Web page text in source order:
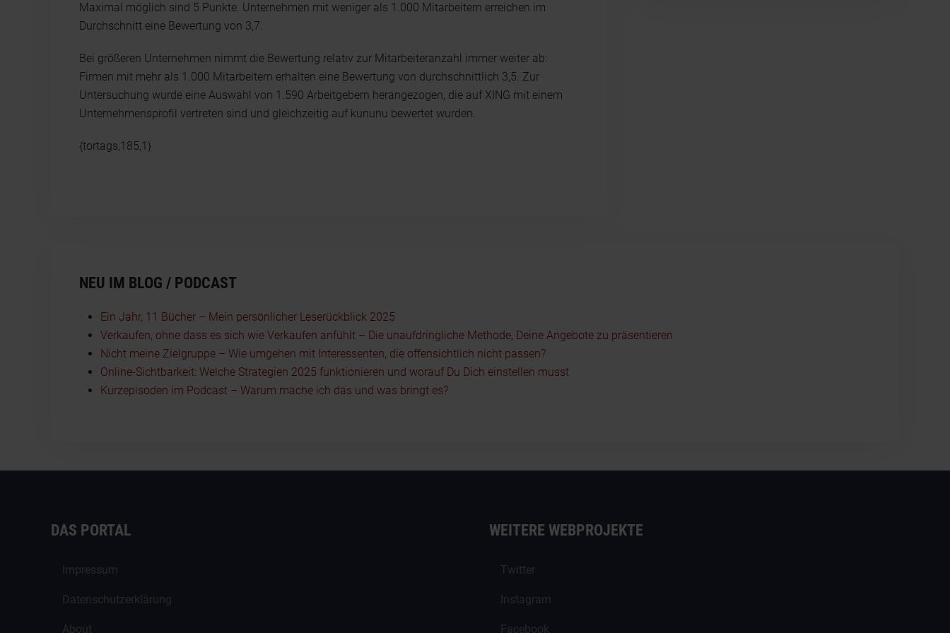
Maximal möglich sind 5 Punkte. Unternehmen mit weniger als 1.000 Mitarbeitern erreichen im
Durchschnitt eine Bewertung von 3,7.
Bei größeren Unternehmen nimmt die Bewertung relativ zur Mitarbeiteranzahl immer weiter ab:
Firmen mit mehr als 1.000 Mitarbeitern erhalten eine Bewertung von durchschnittlich 3,5. Zur
Untersuchung wurde eine Auswahl von 1.590 Arbeitgebern herangezogen, die auf XING mit einem
Unternehmensprofil vertreten sind und gleichzeitig auf kununu bewertet wurden.
{tortags,185,1}
NEU IM BLOG / PODCAST
Ein Jahr, 11 Bücher – Mein persönlicher Leserückblick 2025
Verkaufen, ohne dass es sich wie Verkaufen anfühlt – Die unaufdringliche Methode, Deine Angebote zu präsentieren
Nicht meine Zielgruppe – Wie umgehen mit Interessenten, die offensichtlich nicht passen?
Online-Sichtbarkeit: Welche Strategien 2025 funktionieren und worauf Du Dich einstellen musst
Kurzepisoden im Podcast – Warum mache ich das und was bringt es?
DAS PORTAL
Impressum
Datenschutzerklärung
About
WEITERE WEBPROJEKTE
Twitter
Instagram
Facebook